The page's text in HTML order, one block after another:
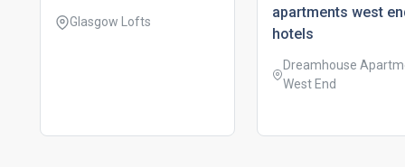
Glasgow Lofts
apartments west
hotels
Dreamhouse
West End